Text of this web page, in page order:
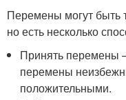
Перемены могут быть
но есть несколько
Принять перемены
перемены
положительными.